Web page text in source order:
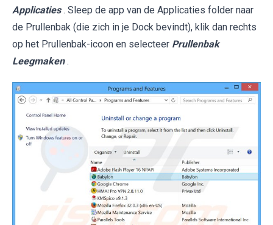
Applicaties . Sleep de app van de Applicaties folder naar
de Prullenbak (die zich in je Dock bevindt), klik dan rechts
op het Prullenbak-icoon en selecteer Prullenbak
Leegmaken .